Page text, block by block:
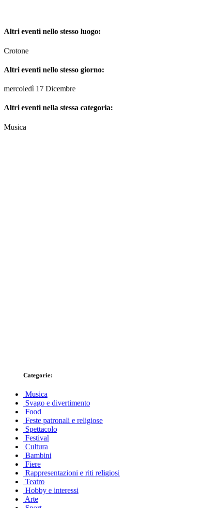
Altri eventi nello stesso luogo:
Crotone
Altri eventi nello stesso giorno:
mercoledì 17 Dicembre
Altri eventi nella stessa categoria:
Musica
Categorie:
Musica
Svago e divertimento
Food
Feste patronali e religiose
Spettacolo
Festival
Cultura
Bambini
Fiere
Rappresentazioni e riti religiosi
Teatro
Hobby e interessi
Arte